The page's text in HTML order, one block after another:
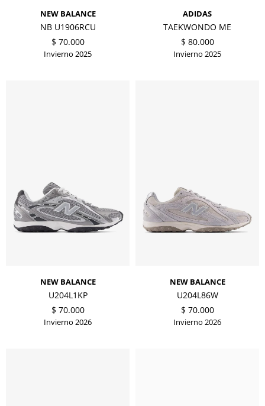
NEW BALANCE
NB U1906RCU
$ 70.000
Invierno 2025
ADIDAS
TAEKWONDO ME
$ 80.000
Invierno 2025
NEW BALANCE
U204L1KP
$ 70.000
Invierno 2026
NEW BALANCE
U204L86W
$ 70.000
Invierno 2026